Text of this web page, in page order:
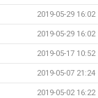
2019-05-29 16:02
2019-05-29 16:02
2019-05-17 10:52
2019-05-07 21:24
2019-05-02 16:22